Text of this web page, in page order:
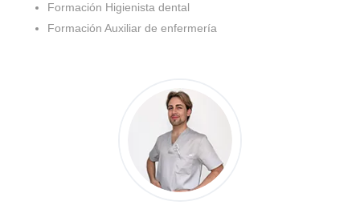
Formación Higienista dental
Formación Auxiliar de enfermería